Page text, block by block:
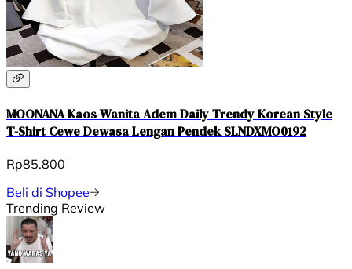
MOONANA Kaos Wanita Adem Daily Trendy Korean Style
T-Shirt Cewe Dewasa Lengan Pendek SLNDXMO0192
Rp85.800
Beli di Shopee
Trending Review